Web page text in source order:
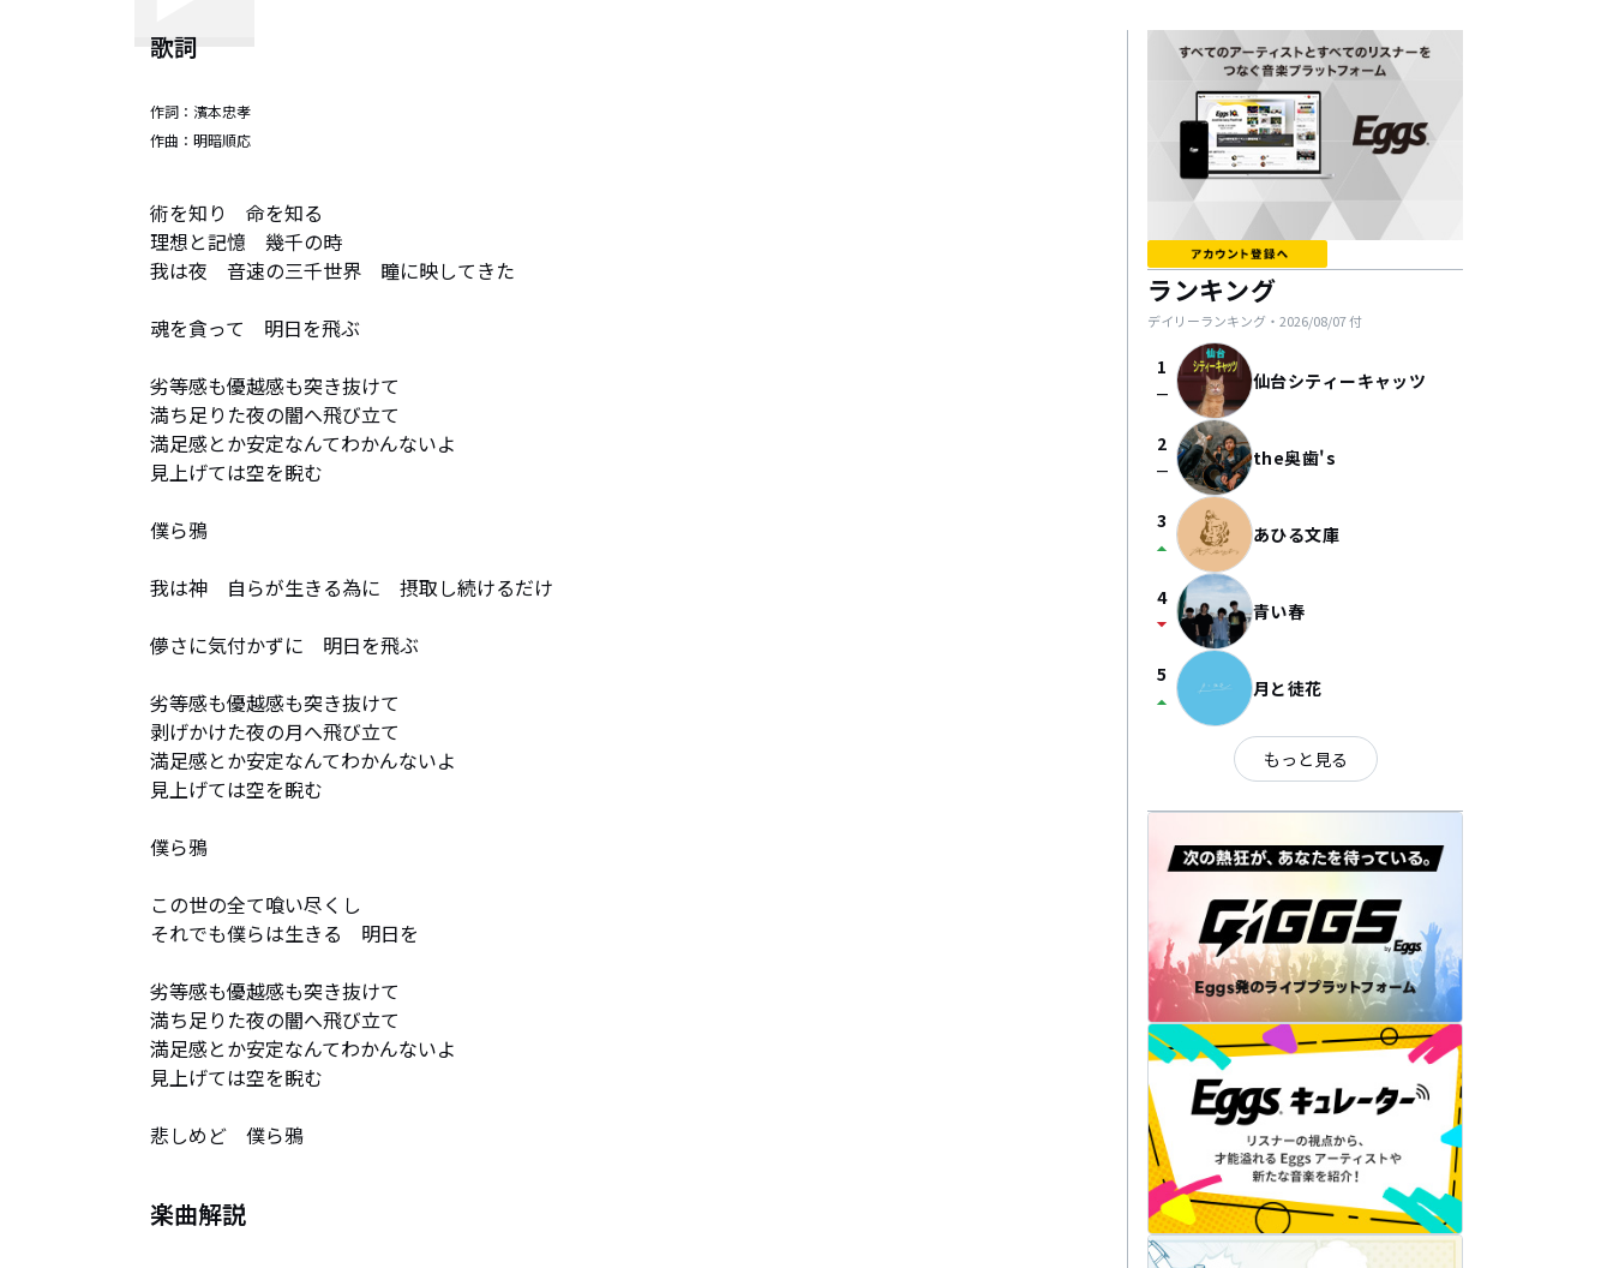
歌詞
作詞： 濱本忠孝
作曲： 明暗順応
術を知り　命を知る
理想と記憶　幾千の時
我は夜　音速の三千世界　瞳に映してきた
魂を貪って　明日を飛ぶ
劣等感も優越感も突き抜けて
満ち足りた夜の闇へ飛び立て
満足感とか安定なんてわかんないよ
見上げては空を睨む
僕ら鴉
我は神　自らが生きる為に　摂取し続けるだけ
儚さに気付かずに　明日を飛ぶ
劣等感も優越感も突き抜けて
剥げかけた夜の月へ飛び立て
満足感とか安定なんてわかんないよ
見上げては空を睨む
僕ら鴉
この世の全て喰い尽くし
それでも僕らは生きる　明日を
劣等感も優越感も突き抜けて
満ち足りた夜の闇へ飛び立て
満足感とか安定なんてわかんないよ
見上げては空を睨む
悲しめど　僕ら鴉
楽曲解説
ランキング
デイリーランキング・ 2026/08/07付
1
check_indeterminate_small 仙台シティーキャッツ
2
check_indeterminate_small the奥歯's
3
arrow_drop_up あひる文庫
4
arrow_drop_down 青い春
5
arrow_drop_up 月と徒花
もっと見る